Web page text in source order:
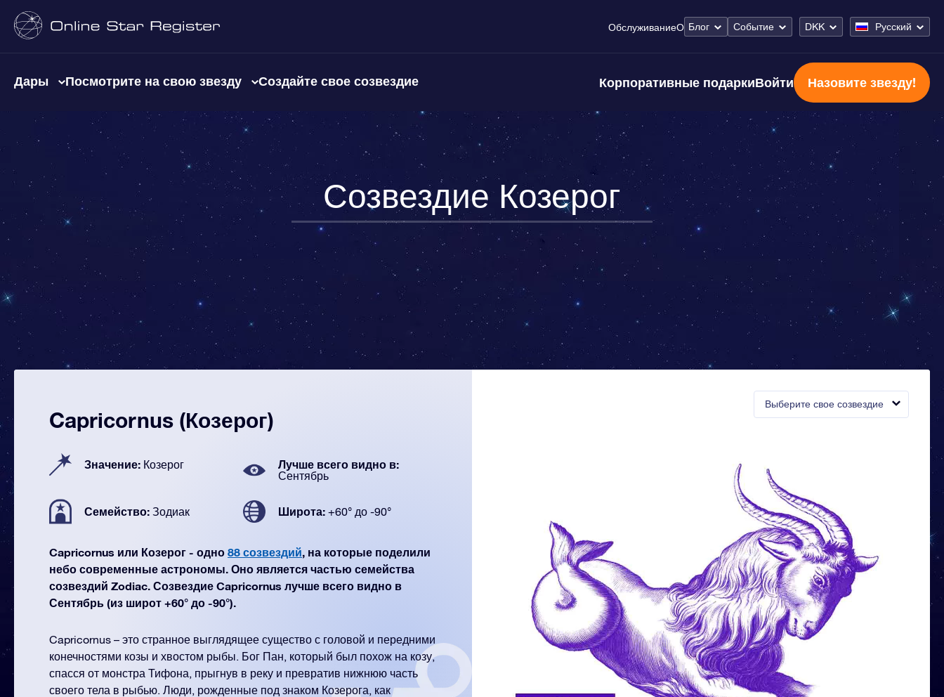
ОбслуживаниеО Блог Событие DKK Русский
Дары Посмотрите на свою звезду Создайте свое созвездие Корпоративные подаркиВойти Назовите звезду!
Созвездие Козерог
Выберите свое созвездие
Capricornus (Козерог)
Значение: Козерог Лучше всего видно в:
Сентябрь
Семейство: Зодиак Широта: +60° до -90°
Capricornus или Козерог - одно 88 созвездий, на которые поделили
небо современные астрономы. Оно является частью семейства
созвездий Zodiac. Созвездие Capricornus лучше всего видно в
Сентябрь (из широт +60° до -90°).
Capricornus – это странное выглядящее существо с головой и передними
конечностями козы и хвостом рыбы. Бог Пан, который был похож на козу,
спасся от монстра Тифона, прыгнув в реку и превратив нижнюю часть
своего тела в рыбью. Люди, рожденные под знаком Козерога, как